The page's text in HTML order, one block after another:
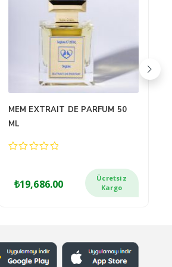
OUD EXTRAIT DE PARFUM 100
ML
₺21,092.40
Ücretsiz
Kargo